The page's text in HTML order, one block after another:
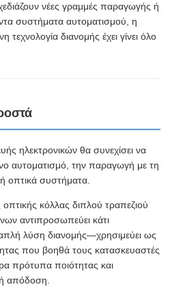
νέες γραμμές παραγωγής ή
συστήματα αυτοματισμού, η
διανομής έχει γίνει όλο
ηλεκτρονικών θα συνεχίσει να
αυτοματισμό, την παραγωγή με τη
οπτικά συστήματα.
κόλλας διπλού τραπεζιού
αντιπροσωπεύει κάτι
λύση διανομής—χρησιμεύει ως
που βοηθά τους κατασκευαστές
πρότυπα ποιότητας και
απόδοση.